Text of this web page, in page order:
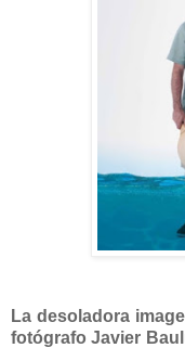
La desoladora
fotógrafo Javier